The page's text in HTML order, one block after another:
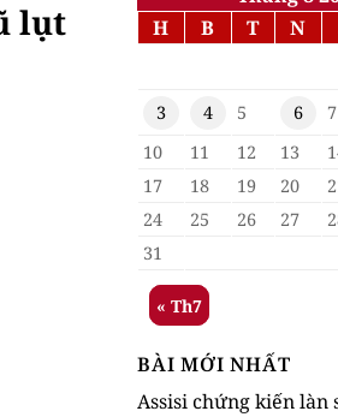
lụt
H
B T N
3
4 5 6 7
10
11 12 13
17
18 19 20
24
25 26 27
31
« Th7
BÀI MỚI NHẤT
Assisi chứng kiến làn